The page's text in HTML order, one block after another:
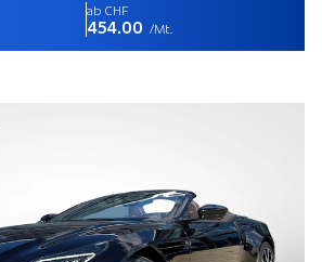
ab CHF
454.00 /Mt.